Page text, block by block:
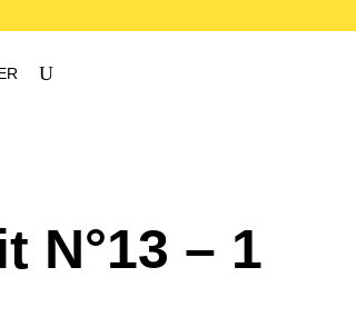
N°13 – 1